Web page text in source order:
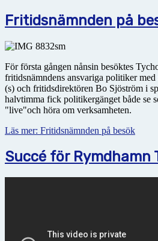
Fritidsnämnden på
För första gången nånsin besöktes
fritidsnämndens ansvariga politiker
(s) och fritidsdirektören Bo Sjöström i
halvtimma fick politikergänget både se
"live"och höra om verksamheten.
Läs mer: Fritidsnämnden på besök
Succé för Rymdhamn